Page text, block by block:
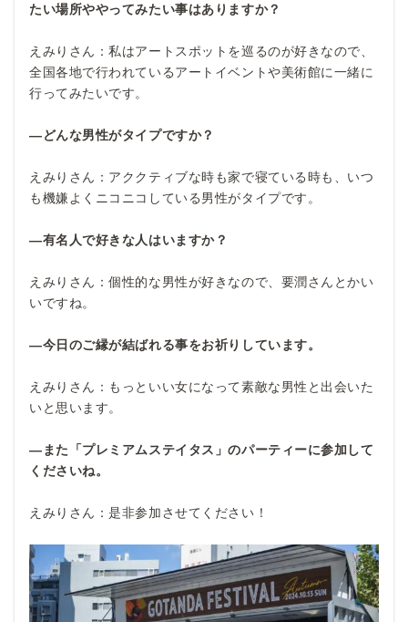
たい場所ややってみたい事はありますか？
えみりさん：私はアートスポットを巡るのが好きなので、
全国各地で行われているアートイベントや美術館に一緒に
行ってみたいです。
―どんな男性がタイプですか？
えみりさん：アククティブな時も家で寝ている時も、いつ
も機嫌よくニコニコしている男性がタイプです。
―有名人で好きな人はいますか？
えみりさん：個性的な男性が好きなので、要潤さんとかい
いですね。
―今日のご縁が結ばれる事をお祈りしています。
えみりさん：もっといい女になって素敵な男性と出会いた
いと思います。
―また「プレミアムステイタス」のパーティーに参加して
くださいね。
えみりさん：是非参加させてください！